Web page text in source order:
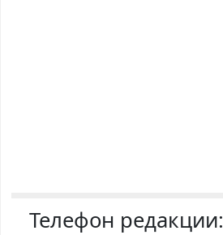
Телефон редакции: